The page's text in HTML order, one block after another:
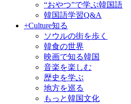
“おやつ”で学ぶ韓国語
韓国語学習Q&A
+Culture知る
ソウルの街を歩く
韓食の世界
映画で知る韓国
音楽を楽しむ
歴史を学ぶ
地方を巡る
もっと韓国文化